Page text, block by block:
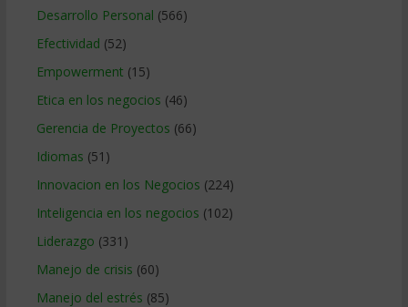
Desarrollo Personal (566)
Efectividad (52)
Empowerment (15)
Etica en los negocios (46)
Gerencia de Proyectos (66)
Idiomas (51)
Innovacion en los Negocios (224)
Inteligencia en los negocios (102)
Liderazgo (331)
Manejo de crisis (60)
Manejo del estrés (85)